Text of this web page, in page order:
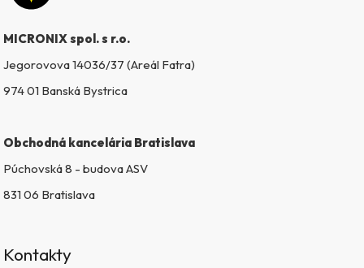
MICRONIX spol. s r.o.
Jegorovova 14036/37 (Areál Fatra)
974 01 Banská Bystrica
Obchodná kancelária Bratislava
Púchovská 8 - budova ASV
831 06 Bratislava
Kontakty